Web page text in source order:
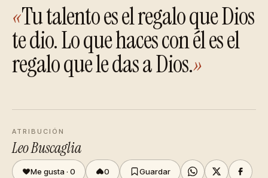
«Tu talento es el regalo que Dios
te dio. Lo que haces con él es el
regalo que le das a Dios.»
ATRIBUCIÓN
Leo Buscaglia
Me gusta · 0 0 Guardar